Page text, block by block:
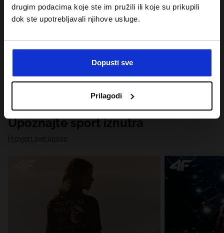
drugim podacima koje ste im pružili ili koje su prikupili
dok ste upotrebljavali njihove usluge.
Dopusti sve
Prilagodi
Upoznajte sport iznutra
Provjeri sve unose